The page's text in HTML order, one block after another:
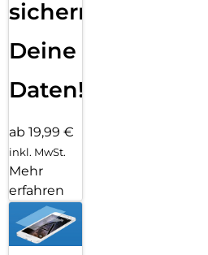
sichern
Deine
Daten!
ab 19,99 €
inkl. MwSt.
Mehr
erfahren